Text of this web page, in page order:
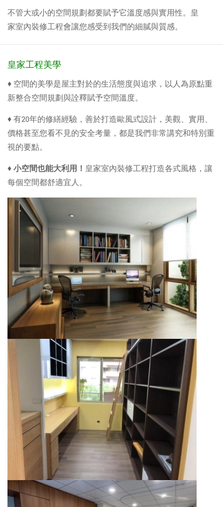
不管大或小的空間規劃都要賦予它溫度感與實用性。皇
家室內裝修工程會讓您感受到我們的細膩與質感。
皇家工程美學
♦ 空間的美學是屋主對於的生活態度與追求，以人為原點重
新整合空間規劃與詮釋賦予空間溫度。
♦ 有20年的修繕經驗，善於打造歐風式設計，美觀、實用、
價格甚至您看不見的安全考量 ，都是我們非常講究和特別重
視的要點。
♦小空間也能大利用！ 皇家室內裝修工程打造各式風格， 讓
每個空間都舒適宜人。